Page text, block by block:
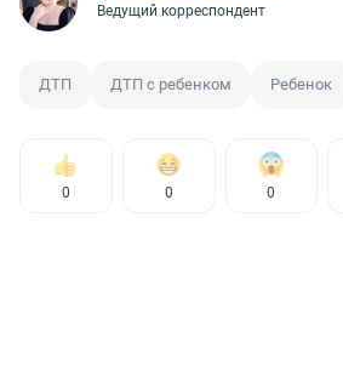
Ведущий корреспондент
ДТП ДТП с ребенком Ребенок
0 0 0